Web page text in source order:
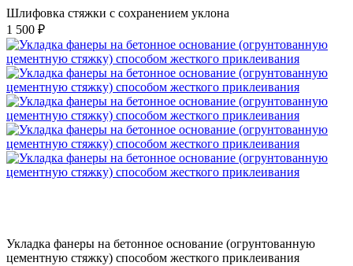
Шлифовка стяжки с сохранением уклона
1 500 ₽
Укладка фанеры на бетонное основание (огрунтованную
цементную стяжку) способом жесткого приклеивания